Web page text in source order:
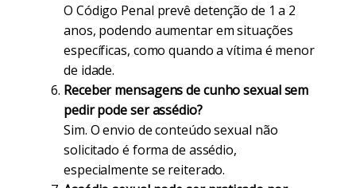
O Código Penal prevê detenção de 1 a 2
anos, podendo aumentar em situações
específicas, como quando a vítima é menor
de idade.
Receber mensagens de cunho sexual sem
pedir pode ser assédio?
Sim. O envio de conteúdo sexual não
solicitado é forma de assédio,
especialmente se reiterado.